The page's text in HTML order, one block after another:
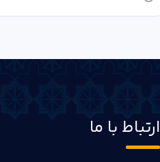
ارتباط با ما